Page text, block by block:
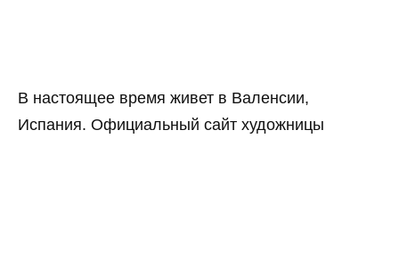
В настоящее время живет в Валенсии,
Испания. Официальный сайт художницы